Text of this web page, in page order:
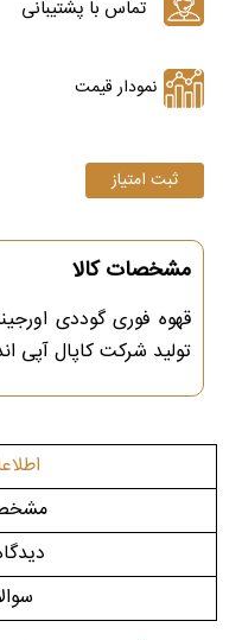
نمودار قیمت
مشخصات کالا
قهوه فوری گوددی
تولید شرکت کاپال آپی